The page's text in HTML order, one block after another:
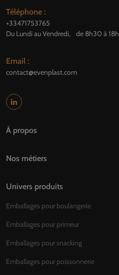
Téléphone :
+33471753765
Du Lundi au Vendredi, de 8h30 à 18h
Email :
contact@evenplast.com
À propos
Nos métiers
Univers produits
Emballages pour boulangerie
Emballages pour primeur
Emballages pour snacking
Emballages pour poissonnerie